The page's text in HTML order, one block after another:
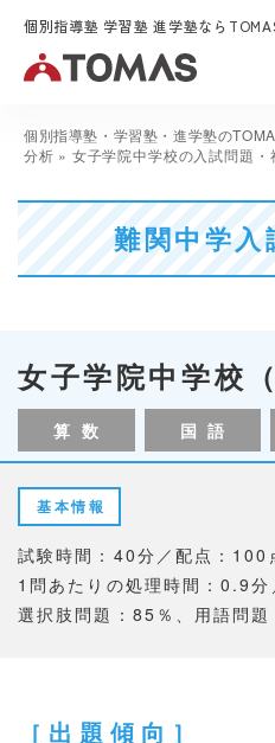
個別指導塾 学習塾 進学塾なら
個別指導塾・学習塾・進学塾の
分析 » 女子学院中学校の入試問題・
難関中学入
女子学院中学校
算 数 国 語
基本情報
試験時間：40分／配点：100
1問あたりの処理時間：0.9分
選択肢問題：85％、用語問
［出題傾向］